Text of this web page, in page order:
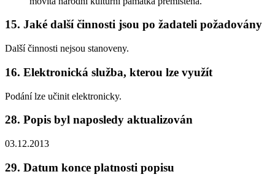
15. Jaké další činnosti jsou po žadateli požadovány
Další činnosti nejsou stanoveny.
16. Elektronická služba, kterou lze využít
Podání lze učinit elektronicky.
28. Popis byl naposledy aktualizován
03.12.2013
29. Datum konce platnosti popisu